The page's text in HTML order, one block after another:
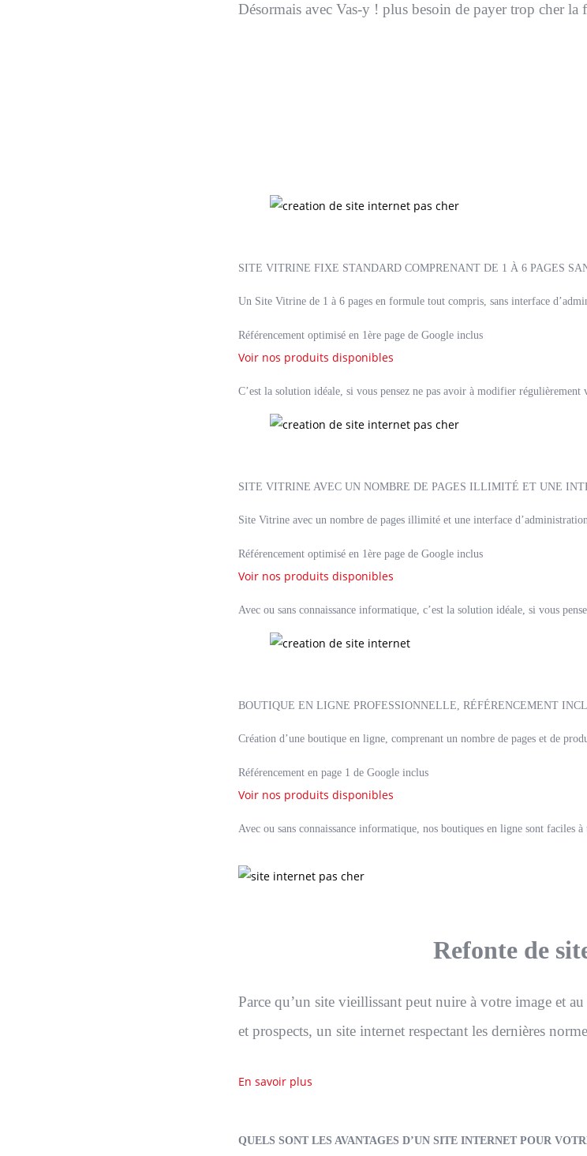
Désormais avec Vas-y ! plus besoin de payer trop cher
SITE VITRINE FIXE STANDARD COMPRENANT DE 1 À 6 PAGES
Un Site Vitrine de 1 à 6 pages en formule tout compris, sans interface
Référencement optimisé en 1ère page de Google inclus
Voir nos produits disponibles
C’est la solution idéale, si vous pensez ne pas avoir à modifier
SITE VITRINE AVEC UN NOMBRE DE PAGES ILLIMITÉ ET UNE
Site Vitrine avec un nombre de pages illimité et une interface
Référencement optimisé en 1ère page de Google inclus
Voir nos produits disponibles
Avec ou sans connaissance informatique, c’est la solution idéale, si vous
BOUTIQUE EN LIGNE PROFESSIONNELLE, RÉFÉRENCEMENT
Création d’une boutique en ligne, comprenant un nombre de pages et de
Référencement en page 1 de Google inclus
Voir nos produits disponibles
Avec ou sans connaissance informatique, nos boutiques en ligne sont faciles
Refonte de
Parce qu’un site vieillissant peut nuire à votre image et
et prospects, un site internet respectant les dernières
En savoir plus
QUELS SONT LES AVANTAGES D’UN SITE INTERNET POUR